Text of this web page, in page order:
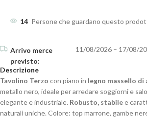
14 Persone che guardano questo
11/08/2026 – 17/08/
Descrizione
Tavolino Terzo con piano in legno massello di
metallo nero, ideale per arredare soggiorni e
elegante e industriale. Robusto, stabilee
naturali uniche. Colore: top marrone, gambe